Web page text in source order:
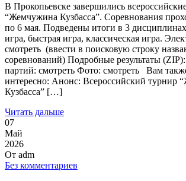
В Прокопьевске завершились
“Жемчужина Кузбасса”. Соревнования
по 6 мая. Подведены итоги в 3
игра, быстрая игра, классическая игра.
смотреть (ввести в поисковую строку
соревнований) Подробные результаты (ZIP):
партий: смотреть Фото: смотреть Вам
интересно: Анонс: Всероссийский турнир
Кузбасса” […]
Читать дальше
07
Май
2026
От adm
Без комментариев